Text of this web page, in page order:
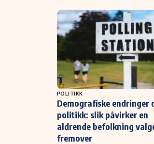
POLITIKK
Demografiske endringer
politikk: slik påvirker en
aldrende befolkning
fremover